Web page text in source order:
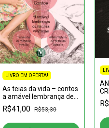
LIVRO EM OFERTA!
As teias da vida – contos
a amável lembrança de
minhas vivências
R$41,00 R$53,30